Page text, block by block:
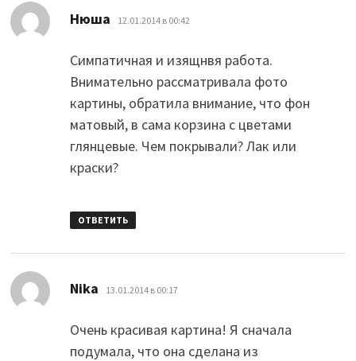
Нюша 12.01.2014 в 00:42
Симпатичная и изящнвя работа.
Внимательно рассматривала фото
картины, обратила внимание, что фон
матовый, в сама корзина с цветами
глянцевые. Чем покрывали? Лак или
краски?
ОТВЕТИТЬ
Nika 13.01.2014 в 00:17
Очень красивая картина! Я сначала
подумала, что она сделана из